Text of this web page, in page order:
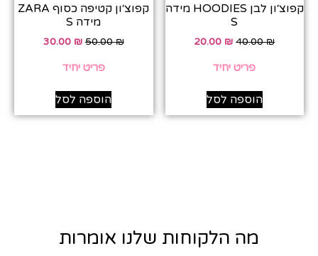
קפוצ׳ון לבן HOODIES מידה
S
40.00₪
20.00 ₪
פריט יחיד
הוספה לסל
קפוצ׳ון קטיפה כסוף ZARA
מידה S
50.00₪
30.00 ₪
פריט יחיד
הוספה לסל
מה הלקוחות שלנו אומרות